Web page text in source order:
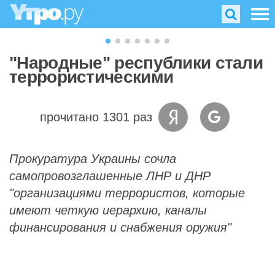
"Народные" республики стали
террористическими
прочитано 1301 раз
Прокуратура Украины сочла
самопровозглашенные ЛНР и ДНР
"организациями террористов, которые
имеют четкую иерархию, каналы
финансирования и снабжения оружия"